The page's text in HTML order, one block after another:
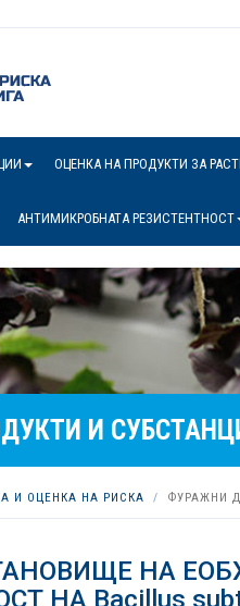
ОЦЕНКА НА ПРОДУКТИ ЗА
АНТИМИКРОБНАТА РЕЗИСТЕНТНОСТ
И
И ОЦЕНКА НА РИСКА ФУРАЖНИ
НА
НА Bacillus